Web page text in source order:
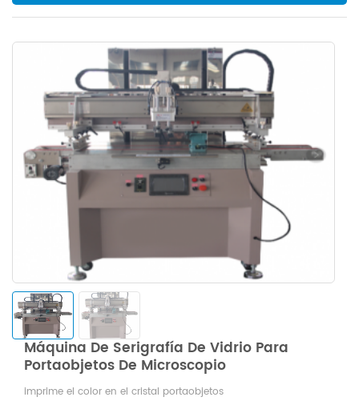
Máquina De Serigrafía De Vidrio Para
Portaobjetos De Microscopio
imprime el color en el cristal portaobjetos